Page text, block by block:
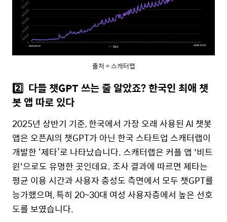
출처 = 스캐터랩
2️⃣ 다들 챗GPT 쓰는 줄 알았죠? 한국인 최애 챗
봇 앱 따로 있다
2025년 상반기 기준, 한국에서 가장 오래 사용된 AI 챗봇
앱은 오픈AI의 챗GPT가 아닌 한국 스타트업 스캐터랩이
개발한 ‘제타’로 나타났습니다.스캐터랩은 커플 앱 '비트
윈'으로도 유명한 곳인데요.조사 결과에 따르면 제타는
평균 이용 시간과 사용자 충성도 측면에서 모두 챗GPT를
능가했으며, 특히 20~30대 여성 사용자층에서 높은 선호
도를 보였습니다.